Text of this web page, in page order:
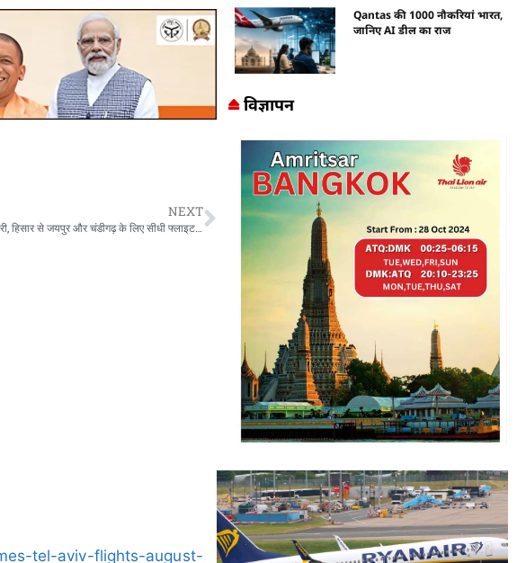
NEXT
Good news for passengers : यात्रियों के लिए खुशखबरी, हिसार से जयपुर और चंडीगढ़ के लिए सीधी फ्लाइट शुरू
Qantas की 1000 नौकरियां भारत,
जानिए AI डील का राज
विज्ञापन